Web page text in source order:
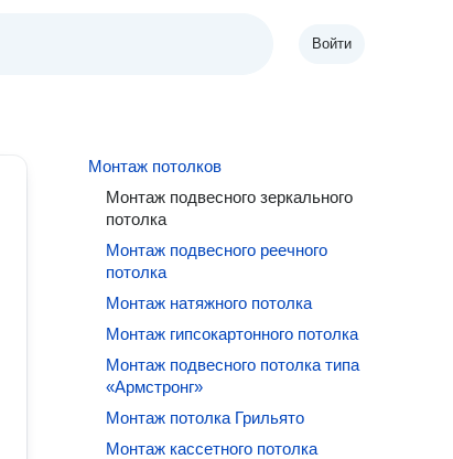
Войти
Монтаж потолков
Монтаж подвесного зеркального
потолка
Монтаж подвесного реечного
потолка
Монтаж натяжного потолка
Монтаж гипсокартонного потолка
Монтаж подвесного потолка типа
«Армстронг»
Монтаж потолка Грильято
Монтаж кассетного потолка